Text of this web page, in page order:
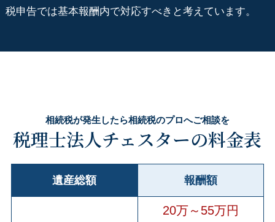
税申告では基本報酬内で対応すべきと考えています。
相続税が発生したら相続税のプロへご相談を
税理士法人チェスターの料金表
遺産総額 報酬額
20万～55万円